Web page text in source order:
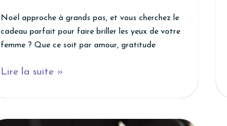
Noël approche à grands pas, et vous cherchez le
cadeau parfait pour faire briller les yeux de votre
femme ? Que ce soit par amour, gratitude
Lire la suite »